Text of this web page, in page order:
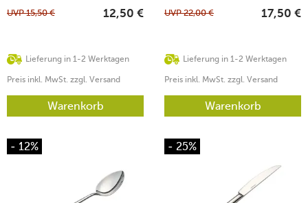
Lieferung in 1-2 Werktagen
UVP15,50 € 12,50 €
Preis inkl. MwSt. zzgl. Versand
Warenkorb
Lieferung in 1-2 Werktagen
UVP22,00 € 17,50 €
Preis inkl. MwSt. zzgl. Versand
Warenkorb
- 12% - 25%